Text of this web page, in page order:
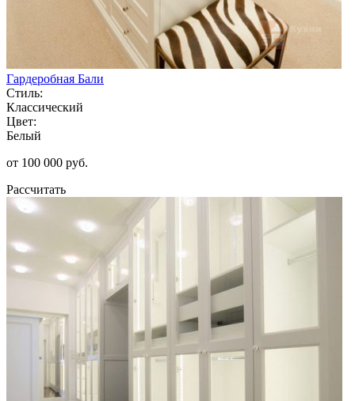
Гардеробная Бали
Стиль:
Классический
Цвет:
Белый
от 100 000 руб.
Рассчитать